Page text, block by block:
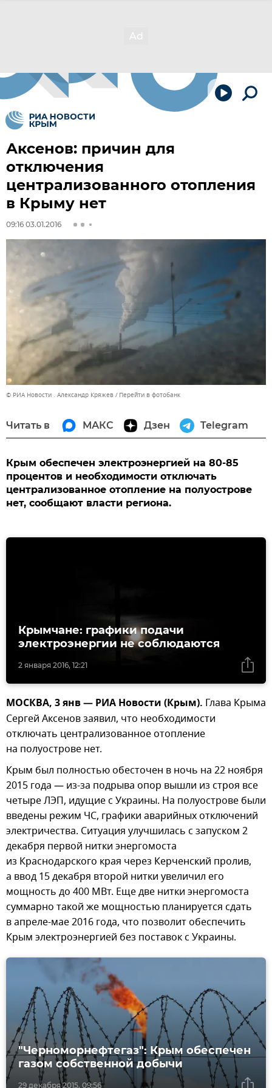
Аксенов: причин для
отключения
централизованного отопления
в Крыму нет
09:16 03.01.2016
© РИА Новости . Александр Кряжев Перейти в фотобанк
Читать в МАКС Дзен Telegram
Крым обеспечен электроэнергией на 80-85
процентов и необходимости отключать
централизованное отопление на полуострове
нет, сообщают власти региона.
2 января 2016, 12:21
Крымчане: графики подачи
электроэнергии не соблюдаются
МОСКВА, 3 янв — РИА Новости (Крым). Глава Крыма
Сергей Аксенов заявил, что необходимости
отключать централизованное отопление
на полуострове нет.
Крым был полностью обесточен в ночь на 22 ноября
2015 года — из-за подрыва опор вышли из строя все
четыре ЛЭП, идущие с Украины. На полуострове были
введены режим ЧС, графики аварийных отключений
электричества. Ситуация улучшилась с запуском 2
декабря первой нитки энергомоста
из Краснодарского края через Керченский пролив,
а ввод 15 декабря второй нитки увеличил его
мощность до 400 МВт. Еще две нитки энергомоста
суммарно такой же мощностью планируется сдать
в апреле-мае 2016 года, что позволит обеспечить
Крым электроэнергией без поставок с Украины.
29 декабря 2015, 09:56
"Черноморнефтегаз": Крым обеспечен
газом собственной добычи